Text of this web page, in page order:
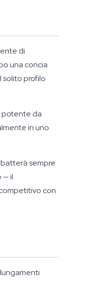
di
una concia
solito profilo
potente da
in uno
sempre
— il
con